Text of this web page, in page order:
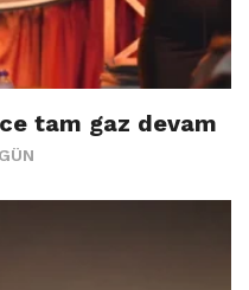
tam gaz devam